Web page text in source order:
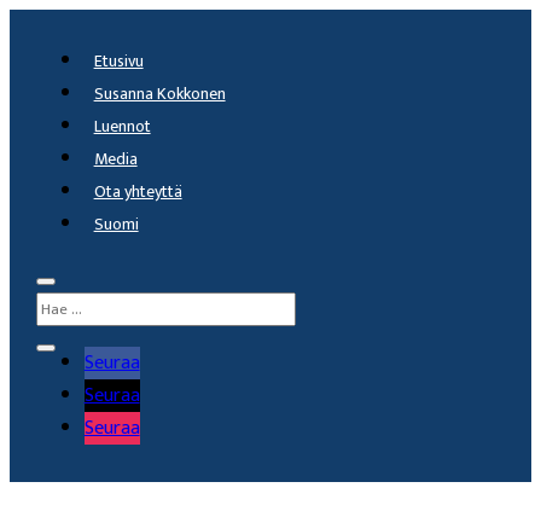
Etusivu
Susanna Kokkonen
Luennot
Media
Ota yhteyttä
Suomi
Seuraa
Seuraa
Seuraa